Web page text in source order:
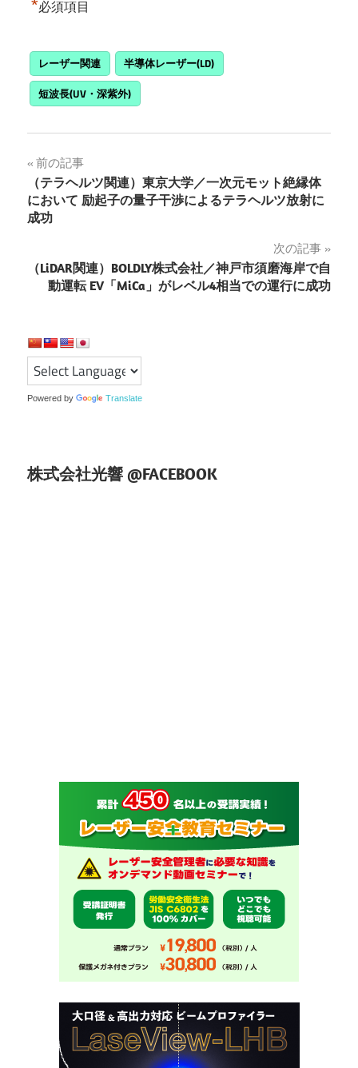
*必須項目
レーザー関連
半導体レーザー(LD)
短波長(UV・深紫外)
投
稿
ナ
ビ
ゲ
シ
ョ
前の記事
（テラヘルツ関連）東京大学／一次元モット絶縁体
において 励起子の量子干渉によるテラヘルツ放射に
成功
次の記事
（LiDAR関連）BOLDLY株式会社／神戸市須磨海岸で自
動運転 EV「MiCa」がレベル4相当での運行に成功
Powered by Translate
株式会社光響 @FACEBOOK